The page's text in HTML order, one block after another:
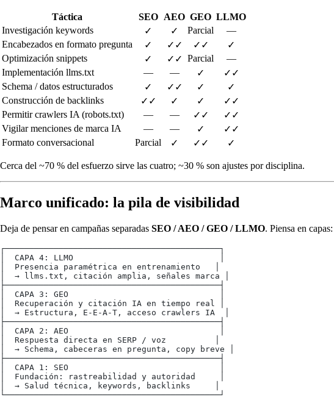
Táctica SEO AEO GEO LLMO
Investigación keywords
✓ ✓ Parcial
—
Encabezados en formato pregunta
✓ ✓✓ ✓✓
✓
Optimización snippets
✓ ✓✓ Parcial
—
Implementación llms.txt
— — ✓
✓✓
Schema / datos estructurados
✓ ✓✓ ✓
✓
Construcción de backlinks
✓✓ ✓ ✓
✓✓
Permitir crawlers IA (robots.txt)
— — ✓✓
✓✓
Vigilar menciones de marca IA
— — ✓
✓✓
Formato conversacional
Parcial ✓ ✓✓ ✓
Cerca del ~70 % del esfuerzo sirve las cuatro; ~30 % son ajustes por disciplina.
Marco unificado: la pila de visibilidad
Deja de pensar en campañas separadas SEO / AEO / GEO / LLMO. Piensa en capas:
┌────────────────────────────────────────────┐
│  CAPA 4: LLMO                              │
│  Presencia paramétrica en entrenamiento   │
│  → llms.txt, citación amplia, señales marca │
├────────────────────────────────────────────┤
│  CAPA 3: GEO                               │
│  Recuperación y citación IA en tiempo real │
│  → Estructura, E‑E‑A‑T, acceso crawlers IA  │
├────────────────────────────────────────────┤
│  CAPA 2: AEO                               │
│  Respuesta directa en SERP / voz          │
│  → Schema, cabeceras en pregunta, copy breve │
├────────────────────────────────────────────┤
│  CAPA 1: SEO                               │
│  Fundación: rastreabilidad y autoridad     │
│  → Salud técnica, keywords, backlinks     │
└────────────────────────────────────────────┘